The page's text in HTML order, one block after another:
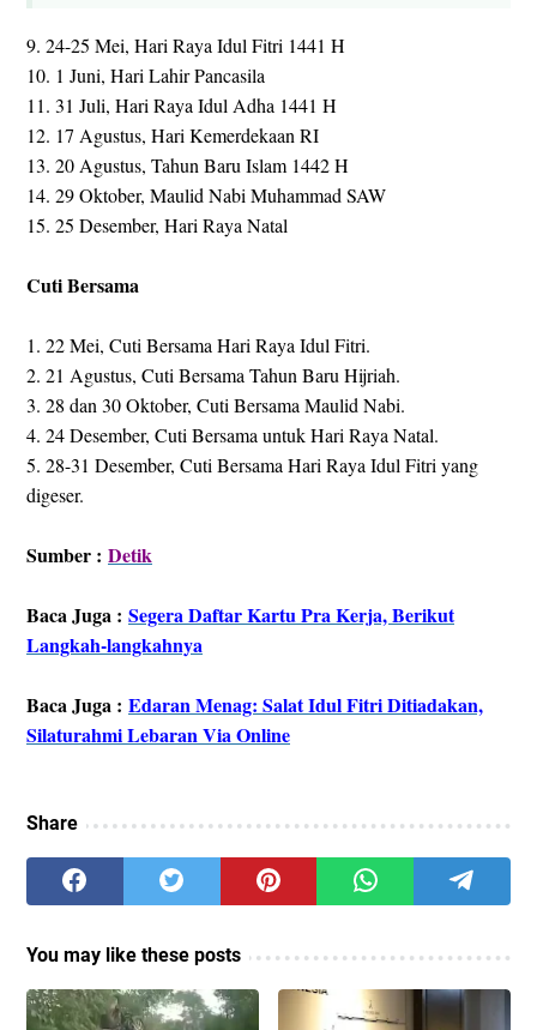
9. 24-25 Mei, Hari Raya Idul Fitri 1441 H
10. 1 Juni, Hari Lahir Pancasila
11. 31 Juli, Hari Raya Idul Adha 1441 H
12. 17 Agustus, Hari Kemerdekaan RI
13. 20 Agustus, Tahun Baru Islam 1442 H
14. 29 Oktober, Maulid Nabi Muhammad SAW
15. 25 Desember, Hari Raya Natal
Cuti Bersama
1. 22 Mei, Cuti Bersama Hari Raya Idul Fitri.
2. 21 Agustus, Cuti Bersama Tahun Baru Hijriah.
3. 28 dan 30 Oktober, Cuti Bersama Maulid Nabi.
4. 24 Desember, Cuti Bersama untuk Hari Raya Natal.
5. 28-31 Desember, Cuti Bersama Hari Raya Idul Fitri yang
digeser.
Sumber : Detik
Baca Juga : Segera Daftar Kartu Pra Kerja, Berikut
Langkah-langkahnya
Baca Juga : Edaran Menag: Salat Idul Fitri Ditiadakan,
Silaturahmi Lebaran Via Online
Share
You may like these posts